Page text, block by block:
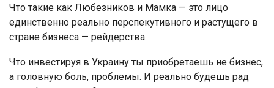
Что такие как Любезников и Мамка — это лицо
единственно реально перспекутивного и растущего в
стране бизнеса — рейдерства.
Что инвестируя в Украину ты приобретаешь не бизнес,
а головную боль, проблемы. И реально будешь рад